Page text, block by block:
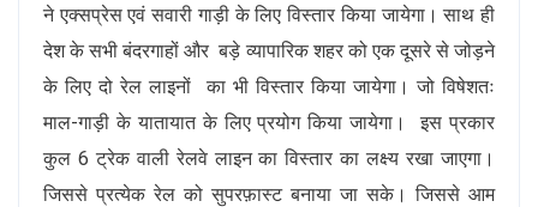
ने एक्सप्रेस एवं सवारी गाड़ी के लिए विस्तार किया जायेगा। साथ ही
देश के सभी बंदरगाहों और बड़े व्यापारिक शहर को एक दूसरे से जोड़ने
के लिए दो रेल लाइनों का भी विस्तार किया जायेगा। जो विषेशतः
माल-गाड़ी के यातायात के लिए प्रयोग किया जायेगा। इस प्रकार
कुल 6 ट्रेक वाली रेलवे लाइन का विस्तार का लक्ष्य रखा जाएगा।
जिससे प्रत्येक रेल को सुपरफ़ास्ट बनाया जा सके। जिससे आम